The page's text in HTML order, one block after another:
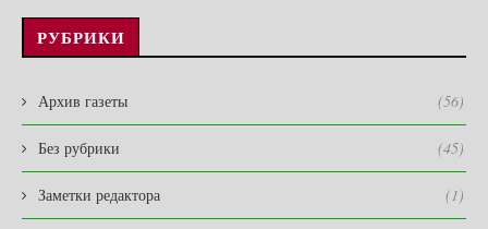
РУБРИКИ
Архив газеты (56)
Без рубрики (45)
Заметки редактора (1)